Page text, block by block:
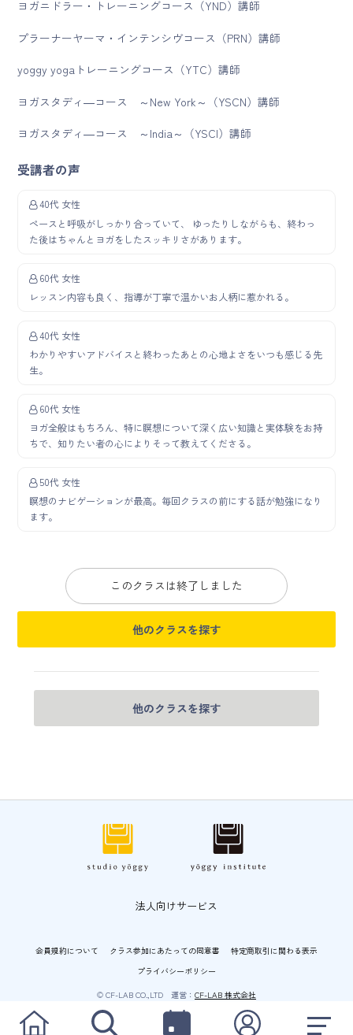
ヨガニドラー・トレーニングコース（YND）講師
プラーナーヤーマ・インテンシヴコース（PRN）講師
yoggy yogaトレーニングコース（YTC）講師
ヨガスタディ―コース ～New York～（YSCN）講師
ヨガスタディ―コース ～India～（YSCI）講師
受講者の声
40代 女性
ペースと呼吸がしっかり合っていて、 ゆったりしながらも、終わっ
た後はちゃんとヨガをしたスッキリさがあります。
60代 女性
レッスン内容も良く、指導が丁寧で温かいお人柄に惹かれる。
40代 女性
わかりやすいアドバイスと終わったあとの心地よさをいつも感じる先
生。
60代 女性
ヨガ全般はもちろん、特に瞑想について深く広い知識と実体験をお持
ちで、知りたい者の心によりそって教えてくださる。
50代 女性
瞑想のナビゲーションが最高。毎回クラスの前にする話が勉強になり
ます。
このクラスは終了しました
他のクラスを探す
他のクラスを探す
法人向けサービス
会員規約について クラス参加にあたっての同意書
特定商取引に関わる表示
プライバシーポリシー
© CF-LAB CO.,LTD 運営： CF-LAB 株式会社